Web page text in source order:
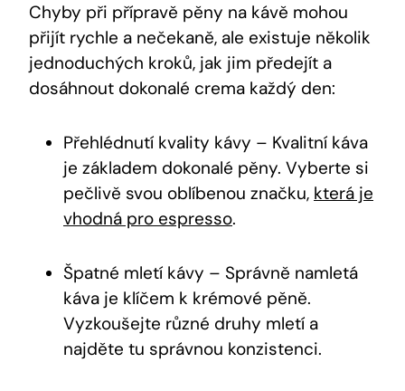
Chyby při přípravě pěny na kávě mohou
přijít rychle a nečekaně, ale existuje několik
jednoduchých kroků, jak jim předejít a
dosáhnout dokonalé crema každý den:
Přehlédnutí kvality kávy – Kvalitní káva
je základem dokonalé pěny. Vyberte si
pečlivě svou oblíbenou značku, která je
vhodná pro espresso.
Špatné mletí kávy – Správně namletá
káva je klíčem k krémové pěně.
Vyzkoušejte různé druhy mletí a
najděte tu správnou konzistenci.